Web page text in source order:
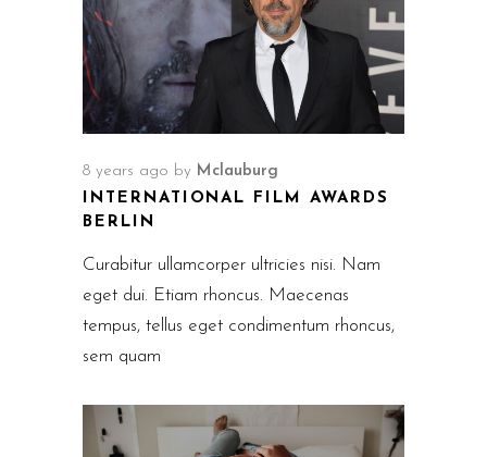
8 years ago by Mclauburg
INTERNATIONAL FILM AWARDS
BERLIN
Curabitur ullamcorper ultricies nisi. Nam
eget dui. Etiam rhoncus. Maecenas
tempus, tellus eget condimentum rhoncus,
sem quam